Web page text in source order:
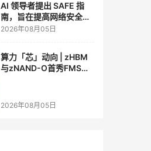
AI 领导者提出 SAFE 指
南，旨在提高网络安全透
明度
2026年08月05日
算力「芯」动向 | zHBM
与zNAND-O首秀FMS
个维度，z轴算盘的魅力
2026年08月05日